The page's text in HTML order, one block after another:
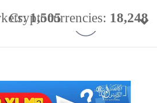
Cryptocurrencies: 18,248
1,505